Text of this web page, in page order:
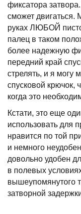
фиксатора
сможет двигаться.
руках ЛЮБОЙ
палец в таком
более надежную
передний край
стрелять, и я могу
спусковой крючок,
когда это
Кстати, это еще
использовать для
нравится по той
и немного
довольно удобен
в полевых
вышеупомянутого
затворной